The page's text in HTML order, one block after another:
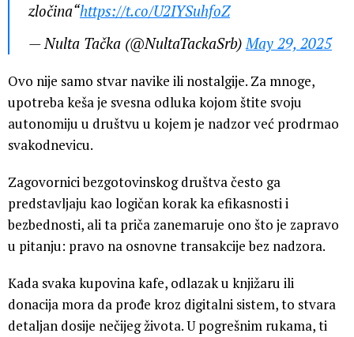
zločina“https://t.co/U2IYSuhfoZ
— Nulta Tačka (@NultaTackaSrb)May 29, 2025
Ovo nije samo stvar navike ili nostalgije. Za mnoge,
upotreba keša je svesna odluka kojom štite svoju
autonomiju u društvu u kojem je nadzor već prodrmao
svakodnevicu.
Zagovornici bezgotovinskog društva često ga
predstavljaju kao logičan korak ka efikasnosti i
bezbednosti, ali ta priča zanemaruje ono što je zapravo
u pitanju: pravo na osnovne transakcije bez nadzora.
Kada svaka kupovina kafe, odlazak u knjižaru ili
donacija mora da prođe kroz digitalni sistem, to stvara
detaljan dosije nečijeg života. U pogrešnim rukama, ti